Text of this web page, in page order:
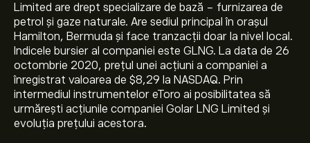
Limited are drept specializare de bază - furnizarea de
petrol și gaze naturale. Are sediul principal în orașul
Hamilton, Bermuda și face tranzacții doar la nivel local.
Indicele bursier al companiei este GLNG. La data de 26
octombrie 2020, prețul unei acțiuni a companiei a
înregistrat valoarea de $8,29 la NASDAQ. Prin
intermediul instrumentelor eToro ai posibilitatea să
urmărești acțiunile companiei Golar LNG Limited și
evoluția prețului acestora.
Prețul actual al acțiunilor GLNG este 50.90‎$‎.